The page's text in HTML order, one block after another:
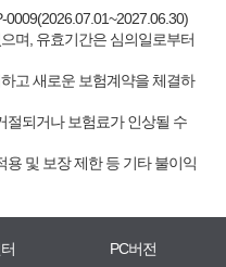
며, 유효기간은 심의일로부터
고 새로운 보험계약을 체결하
되거나 보험료가 인상될 수
및 보장 제한 등 기타 불이익
PC버전